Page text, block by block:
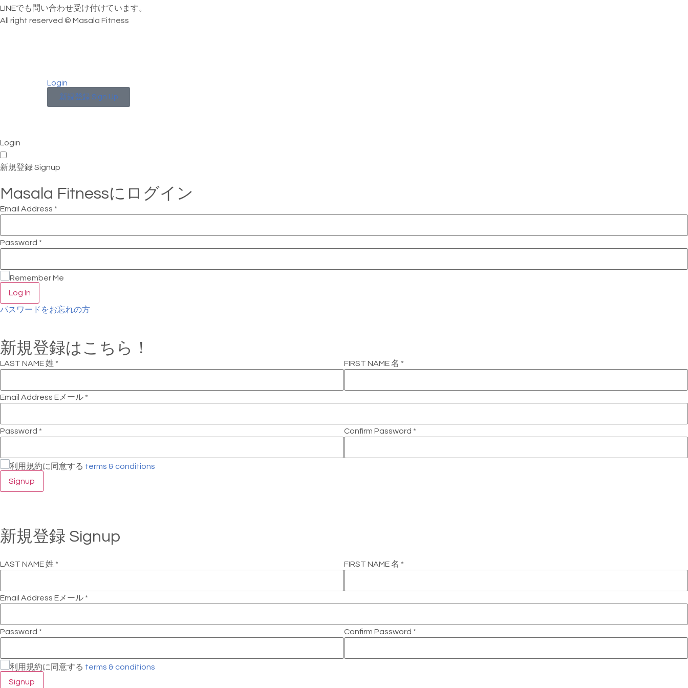
LINEでも問い合わせ受け付けています。
All right reserved © Masala Fitness
Login
新規登録 Sign Up
Login
新規登録 Signup
Masala Fitnessにログイン
Email Address *
Password *
Remember Me
Log In
パスワードをお忘れの方
新規登録はこちら！
LAST NAME 姓 * FIRST NAME 名 *
Email Address Eメール *
Password * Confirm Password *
利用規約に同意する terms & conditions
Signup
新規登録 Signup
LAST NAME 姓 * FIRST NAME 名 *
Email Address Eメール *
Password * Confirm Password *
利用規約に同意する terms & conditions
Signup